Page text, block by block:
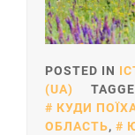
POSTED IN
(UA)
КУДИ
ОБЛАСТЬ,